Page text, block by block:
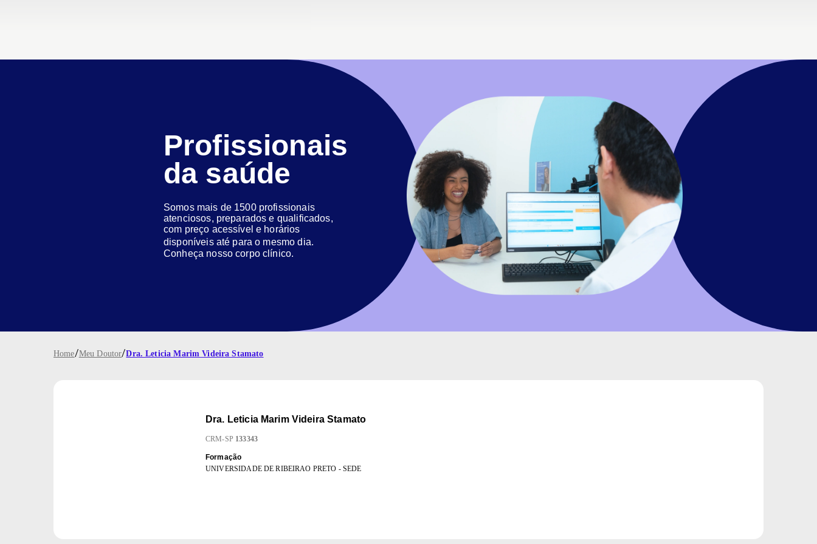
Profissionais
da saúde
Somos mais de 1500 profissionais
atenciosos, preparados e qualificados,
com preço acessível e horários
disponíveis até para o mesmo dia.
Conheça nosso corpo clínico.
Home/Meu Doutor/Dra. Leticia Marim Videira Stamato
Dra. Leticia Marim Videira Stamato
CRM-SP 133343
Formação
UNIVERSIDADE DE RIBEIRAO PRETO - SEDE